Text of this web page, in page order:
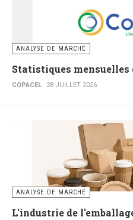
ANALYSE DE MARCHÉ
Statistiques mensuelles
COPACEL 28 JUILLET 2026
ANALYSE DE MARCHÉ
L'industrie de